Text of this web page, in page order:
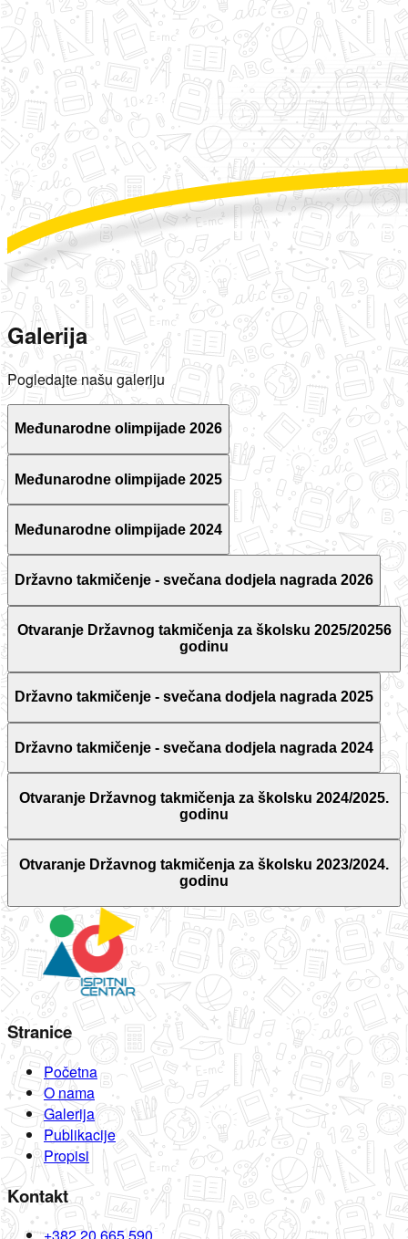
Galerija
Pogledajte našu galeriju
Međunarodne olimpijade 2026
Međunarodne olimpijade 2025
Međunarodne olimpijade 2024
Državno takmičenje - svečana dodjela nagrada 2026
Otvaranje Državnog takmičenja za školsku 2025/20256
godinu
Državno takmičenje - svečana dodjela nagrada 2025
Državno takmičenje - svečana dodjela nagrada 2024
Otvaranje Državnog takmičenja za školsku 2024/2025.
godinu
Otvaranje Državnog takmičenja za školsku 2023/2024.
godinu
Stranice
Početna
O nama
Galerija
Publikacije
Propisi
Kontakt